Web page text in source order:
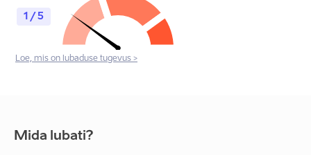
1 / 5
Loe, mis on lubaduse tugevus >
Mida lubati?